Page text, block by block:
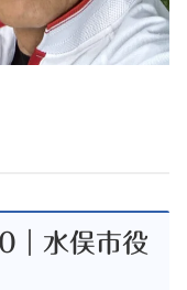
水俣市役